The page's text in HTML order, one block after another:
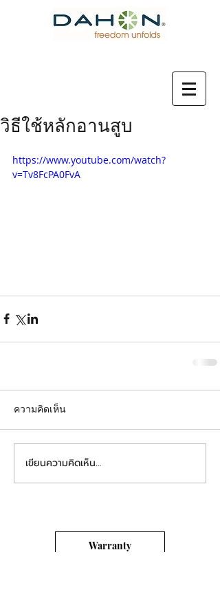
วิธีใช้หลักอานสูบ
https://www.youtube.com/watch?
v=Tv8FcPA0FvA
ความคิดเห็น
เขียนความคิดเห็น…
Warranty